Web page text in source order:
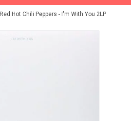
Red Hot Chili Peppers - I'm With You 2LP